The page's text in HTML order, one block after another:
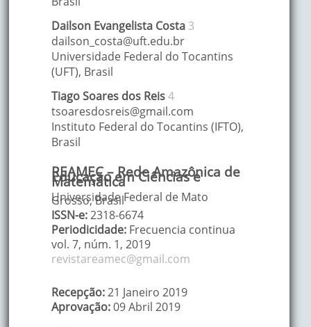
Dailson Evangelista Costa 3
dailson_costa@uft.edu.br
Universidade Federal do Tocantins
(UFT), Brasil
TiagoSoares dos Reis4
tsoaresdosreis@gmail.com
Instituto Federal do Tocantins (IFTO),
Brasil
REAMEC – Rede Amazônica de
Educação em Ciências e
Matemática
Universidade Federal de Mato
Grosso, Brasil
ISSN-e:2318-6674
Periodicidade: Frecuencia continua
vol. 7, núm. 1, 2019
revistareamec@gmail.com
Recepção:21 Janeiro 2019
Aprovação:09 Abril 2019